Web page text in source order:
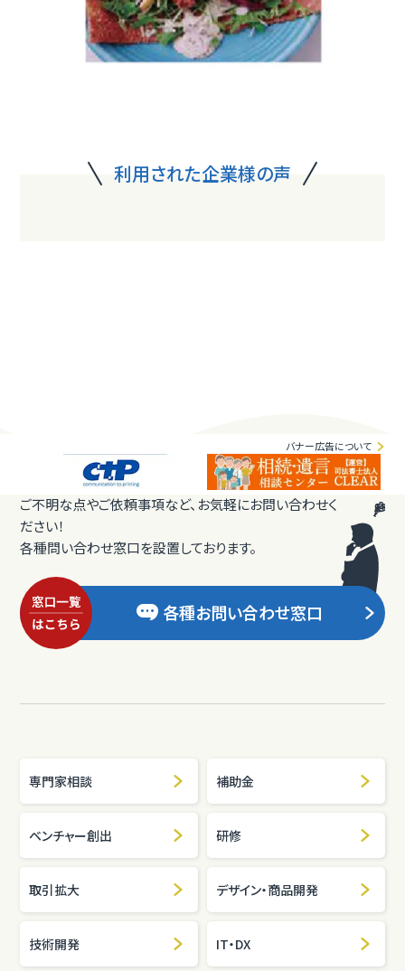
利用された企業様の声
バナー広告について
ご不明な点やご依頼事項など、お気軽にお問い合わせく
ださい！
各種問い合わせ窓口を設置しております。
各種お問い合わせ窓口
専門家相談 補助金
ベンチャー創出 研修
取引拡大 デザイン・商品開発
技術開発 IT・DX